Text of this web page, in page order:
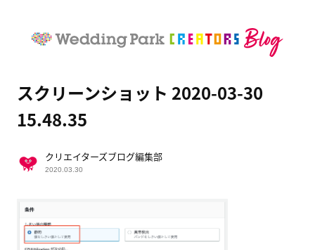
スクリーンショット 2020-03-30
15.48.35
クリエイターズブログ編集部
2020.03.30